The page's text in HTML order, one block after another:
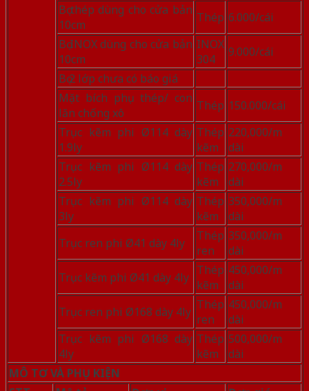
Bọ thép dùng cho cửa bản
10cm
Thép 6.000/cái
Bọ INOX dùng cho cửa bản
10cm
INOX
304
9.000/cái
Bọ 2 lớp chưa có báo giá
Mặt bích phụ thép/ con
lăn chống xô
Thép 150.000/cái
Trục kẽm phi Ø114 dày
1.9ly
Thép
kẽm
220,000/m
dài
Trục kẽm phi Ø114 dày
2.5ly
Thép
kẽm
270,000/m
dài
Trục kẽm phi Ø114 dày
3ly
Thép
kẽm
350,000/m
dài
Trục ren phi Ø41 dày 4ly
Thép
ren
350,000/m
dài
Trục kẽm phi Ø41 dày 4ly Thép
kẽm
450,000/m
dài
Trục ren phi Ø168 dày 4ly Thép
ren
450,000/m
dài
Trục kẽm phi Ø168 dày
4ly
Thép
kẽm
500,000/m
dài
MÔ TƠ VÀ PHỤ KIỆN